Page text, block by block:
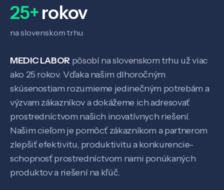
Know-how
O nás
Kontakt
SK
25+rokov
na slovenskom trhu
MEDIC LABOR pôsobí na slovenskom trhu už viac
ako 25 rokov. Vďaka našim dlhoročným
skúsenostiam rozumieme jedinečným potrebám a
výzvam zákazníkov a dokážeme ich adresovať
prostredníctvom našich inovatívnych riešení.
Našim cieľom je pomôcť zákazníkom a partnerom
zlepšiť efektivitu, produktivitu a konkurencie-
schopnosť prostredníctvom nami ponúkaných
produktov a riešení na kľúč.